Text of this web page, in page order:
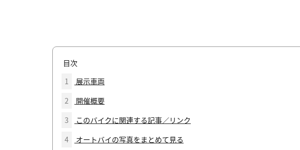
目次
1
展示車両
2
開催概要
3
このバイクに関連する記事／リンク
4
オートバイの写真をまとめて見る